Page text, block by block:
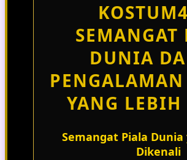
DUNIA
YANG
Semangat Piala
Dikenali